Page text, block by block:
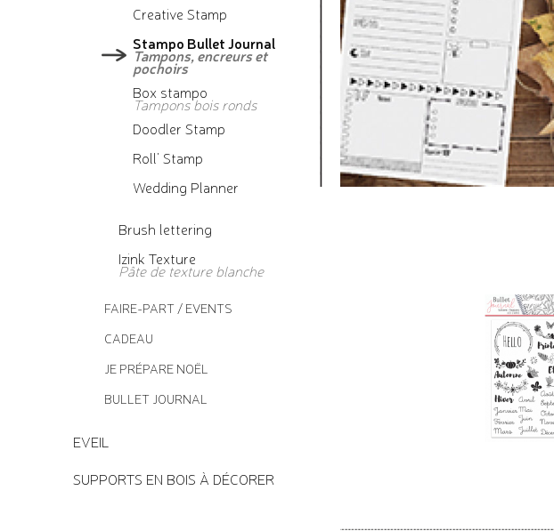
Creative Stamp
Stampo Bullet Journal
Tampons, encreurs et
pochoirs
Box stampo
Tampons bois ronds
Doodler Stamp
Roll' Stamp
Wedding Planner
Brush lettering
Izink Texture
Pâte de texture blanche
FAIRE-PART / EVENTS
CADEAU
JE PRÉPARE NOËL
BULLET JOURNAL
EVEIL
SUPPORTS EN BOIS À DÉCORER